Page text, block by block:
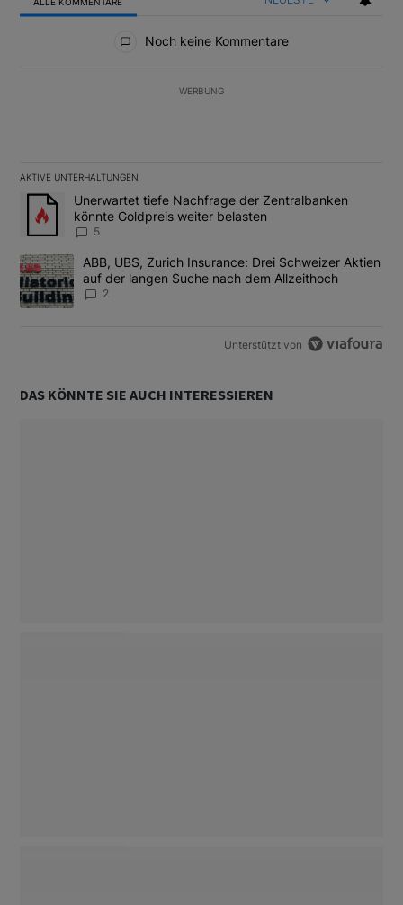
Noch keine Kommentare
WERBUNG
AKTIVE UNTERHALTUNGEN
Das Folgende ist eine Liste der am meisten kommentierten
Ein Trendartikel mit dem Titel "Unerwartet tiefe Nachfrage der
Unerwartet tiefe Nachfrage der Zentralbanken
könnte Goldpreis weiter belasten
5
Ein Trendartikel mit dem Titel "ABB, UBS, Zurich Insurance:
ABB, UBS, Zurich Insurance: Drei Schweizer Aktien
auf der langen Suche nach dem Allzeithoch
2
Unterstützt von
DAS KÖNNTE SIE AUCH INTERESSIEREN